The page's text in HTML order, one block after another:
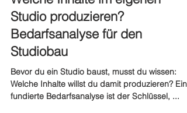
Bedarf definieren: eigenes Studio
Welche Inhalte im eigenen
Studio produzieren?
Bedarfsanalyse für den
Studiobau